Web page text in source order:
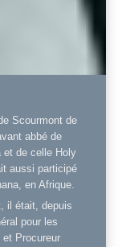
Scourmont de
abbé de
et de celle Holy
aussi participé
en Afrique.
il était, depuis
pour les
et Procureur